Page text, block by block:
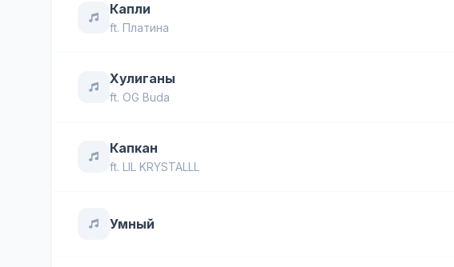
Капли
ft. Платина
Хулиганы
ft. OG Buda
Капкан
ft. LIL KRYSTALLL
Умный